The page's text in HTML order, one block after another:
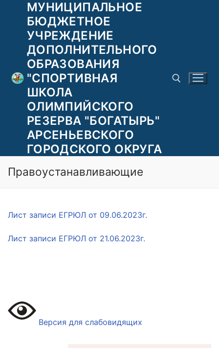
Перейти
содержимому
МУНИЦИПАЛЬНОЕ
БЮДЖЕТНОЕ
УЧРЕЖДЕНИЕ
ДОПОЛНИТЕЛЬНОГО
ОБРАЗОВАНИЯ
"СПОРТИВНАЯ
ШКОЛА
ОЛИМПИЙСКОГО
РЕЗЕРВА "БОГАТЫРЬ"
АРСЕНЬЕВСКОГО
ГОРОДСКОГО ОКРУГА
Найти:
Правоустанавливающие
Лист записи ЕГРЮЛ от 09.06.2023г.
Лист записи ЕГРЮЛ от 21.06.2023г.
Версия для слабовидящих